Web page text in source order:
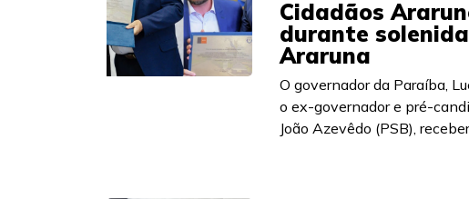
Cidadãos
durante
Araruna
O governador da Paraíba,
o ex-governador e pré-
João Azevêdo (PSB),